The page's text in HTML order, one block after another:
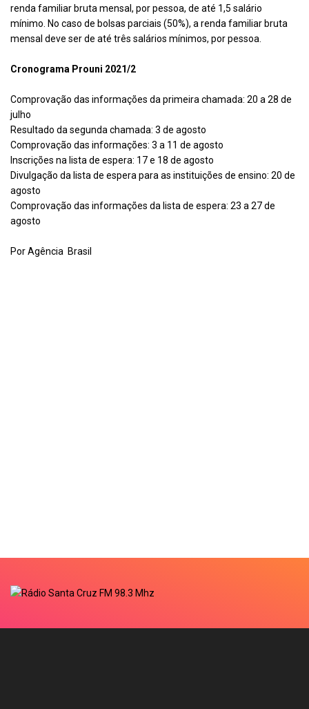
renda familiar bruta mensal, por pessoa, de até 1,5 salário
mínimo. No caso de bolsas parciais (50%), a renda familiar bruta
mensal deve ser de até três salários mínimos, por pessoa.
Cronograma Prouni 2021/2
Comprovação das informações da primeira chamada: 20 a 28 de
julho
Resultado da segunda chamada: 3 de agosto
Comprovação das informações: 3 a 11 de agosto
Inscrições na lista de espera: 17 e 18 de agosto
Divulgação da lista de espera para as instituições de ensino: 20 de
agosto
Comprovação das informações da lista de espera: 23 a 27 de
agosto
Por Agência Brasil